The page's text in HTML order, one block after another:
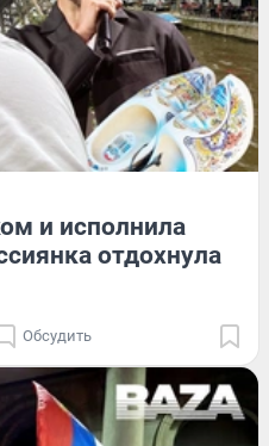
и исполнила
отдохнула
Обсудить